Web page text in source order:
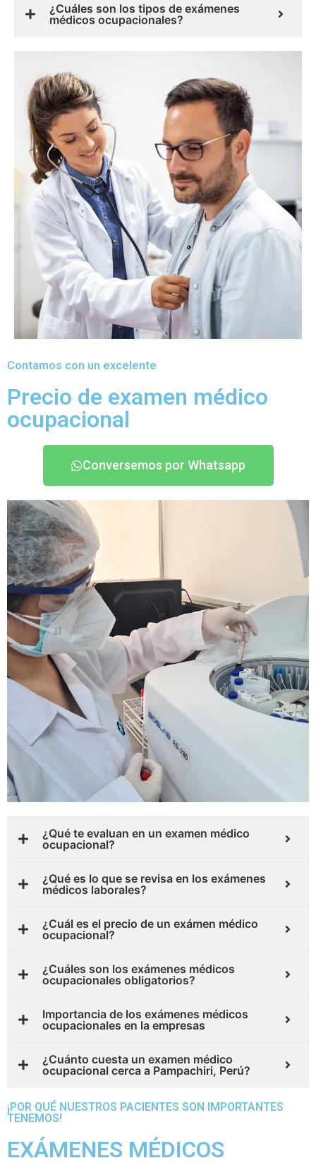
¿Cuáles son los tipos de exámenes
médicos ocupacionales?
Contamos con un excelente
Precio de examen médico
ocupacional
Conversemos por Whatsapp
¿Qué te evaluan en un examen médico
ocupacional?
¿Qué es lo que se revisa en los exámenes
médicos laborales?
¿Cuál es el precio de un exámen médico
ocupacional?
¿Cuáles son los exámenes médicos
ocupacionales obligatorios?
Importancia de los exámenes médicos
ocupacionales en la empresas
¿Cuánto cuesta un examen médico
ocupacional cerca a Pampachiri, Perú?
¡POR QUÉ NUESTROS PACIENTES SON IMPORTANTES
TENEMOS!
EXÁMENES MÉDICOS